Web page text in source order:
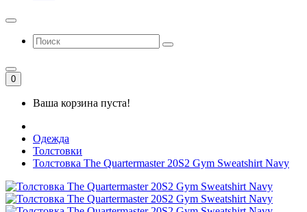
0
Ваша корзина пуста!
Одежда
Толстовки
Толстовка The Quartermaster 20S2 Gym Sweatshirt Navy